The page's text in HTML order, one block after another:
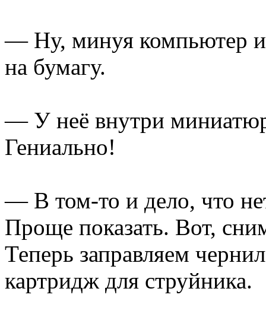
— Ну, минуя компьютер
на бумагу.
— У неё внутри
Гениально!
— В том-то и дело, что
Проще показать. Вот,
Теперь заправляем
картридж для струйника.